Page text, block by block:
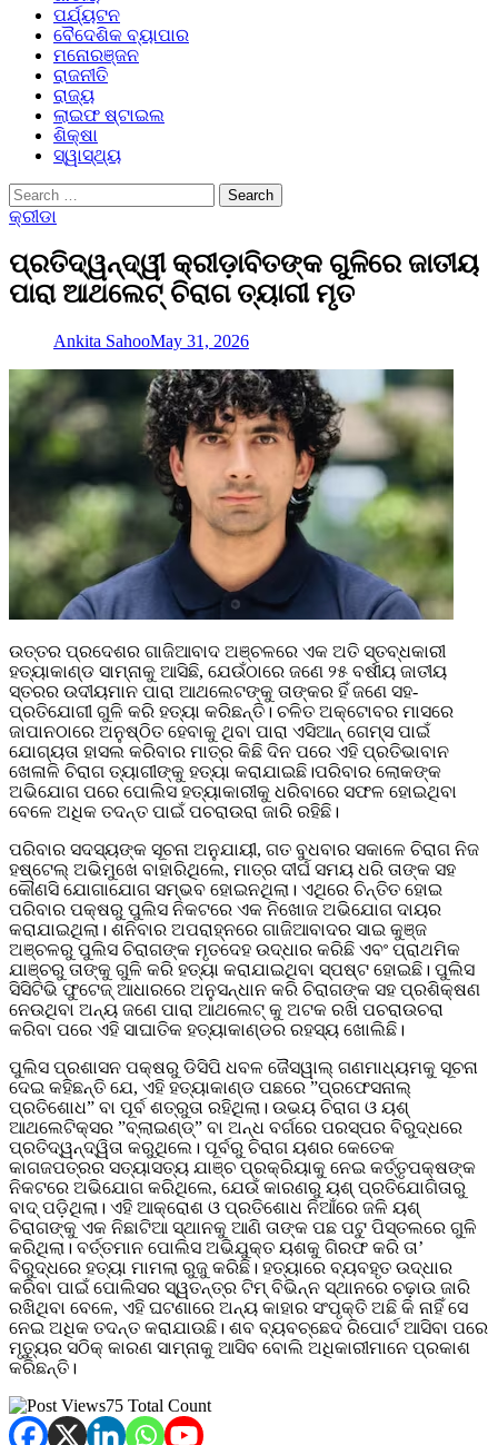
ପର୍ଯ୍ୟଟନ
ବୈଦେଶିକ ବ୍ୟାପାର
ମନୋରଞ୍ଜନ
ରାଜନୀତି
ରାଜ୍ୟ
ଲାଇଫ ଷ୍ଟାଇଲ
ଶିକ୍ଷା
ସ୍ୱାସ୍ଥ୍ୟ
Search
for:
କ୍ରୀଡା
ପ୍ରତିଦ୍ୱନ୍ଦ୍ୱୀ କ୍ରୀଡ଼ାବିତଙ୍କ ଗୁଳିରେ ଜାତୀୟ
ପାରା ଆଥଲେଟ୍ ଚିରାଗ ତ୍ୟାଗୀ ମୃତ
Ankita SahooMay 31, 2026
ଉତ୍ତର ପ୍ରଦେଶର ଗାଜିଆବାଦ ଅଞ୍ଚଳରେ ଏକ ଅତି ସ୍ତବ୍ଧକାରୀ
ହତ୍ୟାକାଣ୍ଡ ସାମ୍ନାକୁ ଆସିଛି, ଯେଉଁଠାରେ ଜଣେ ୨୫ ବର୍ଷୀୟ ଜାତୀୟ
ସ୍ତରର ଉଦୀୟମାନ ପାରା ଆଥଲେଟଙ୍କୁ ତାଙ୍କର ହିଁ ଜଣେ ସହ-
ପ୍ରତିଯୋଗୀ ଗୁଳି କରି ହତ୍ୟା କରିଛନ୍ତି। ଚଳିତ ଅକ୍ଟୋବର ମାସରେ
ଜାପାନଠାରେ ଅନୁଷ୍ଠିତ ହେବାକୁ ଥିବା ପାରା ଏସିଆନ୍ ଗେମ୍ସ ପାଇଁ
ଯୋଗ୍ୟତା ହାସଲ କରିବାର ମାତ୍ର କିଛି ଦିନ ପରେ ଏହି ପ୍ରତିଭାବାନ
ଖେଳାଳି ଚିରାଗ ତ୍ୟାଗୀଙ୍କୁ ହତ୍ୟା କରାଯାଇଛି।ପରିବାର ଲୋକଙ୍କ
ଅଭିଯୋଗ ପରେ ପୋଲିସ ହତ୍ୟାକାରୀକୁ ଧରିବାରେ ସଫଳ ହୋଇଥିବା
ବେଳେ ଅଧିକ ତଦନ୍ତ ପାଇଁ ପଚରାଉରା ଜାରି ରହିଛି।
ପରିବାର ସଦସ୍ୟଙ୍କ ସୂଚନା ଅନୁଯାୟୀ, ଗତ ବୁଧବାର ସକାଳେ ଚିରାଗ ନିଜ
ହଷ୍ଟେଲ୍ ଅଭିମୁଖେ ବାହାରିଥିଲେ, ମାତ୍ର ଦୀର୍ଘ ସମୟ ଧରି ତାଙ୍କ ସହ
କୌଣସି ଯୋଗାଯୋଗ ସମ୍ଭବ ହୋଇନଥିଲା। ଏଥିରେ ଚିନ୍ତିତ ହୋଇ
ପରିବାର ପକ୍ଷରୁ ପୁଲିସ ନିକଟରେ ଏକ ନିଖୋଜ ଅଭିଯୋଗ ଦାୟର
କରାଯାଇଥିଲା। ଶନିବାର ଅପରାହ୍ନରେ ଗାଜିଆବାଦର ସାଇ କୁଞ୍ଜ
ଅଞ୍ଚଳରୁ ପୁଲିସ ଚିରାଗଙ୍କ ମୃତଦେହ ଉଦ୍ଧାର କରିଛି ଏବଂ ପ୍ରାଥମିକ
ଯାଞ୍ଚରୁ ତାଙ୍କୁ ଗୁଳି କରି ହତ୍ୟା କରାଯାଇଥିବା ସ୍ପଷ୍ଟ ହୋଇଛି। ପୁଲିସ
ସିସିଟିଭି ଫୁଟେଜ୍ ଆଧାରରେ ଅନୁସନ୍ଧାନ କରି ଚିରାଗଙ୍କ ସହ ପ୍ରଶିକ୍ଷଣ
ନେଉଥିବା ଅନ୍ୟ ଜଣେ ପାରା ଆଥଲେଟ୍ କୁ ଅଟକ ରଖି ପଚରାଉଚରା
କରିବା ପରେ ଏହି ସାଘାତିକ ହତ୍ୟାକାଣ୍ଡର ରହସ୍ୟ ଖୋଲିଛି।
ପୁଲିସ ପ୍ରଶାସନ ପକ୍ଷରୁ ଡିସିପି ଧବଳ ଜୈସୱାଲ୍ ଗଣମାଧ୍ୟମକୁ ସୂଚନା
ଦେଇ କହିଛନ୍ତି ଯେ, ଏହି ହତ୍ୟାକାଣ୍ଡ ପଛରେ ”ପ୍ରଫେସନାଲ୍
ପ୍ରତିଶୋଧ” ବା ପୂର୍ବ ଶତ୍ରୁତା ରହିଥିଲା। ଉଭୟ ଚିରାଗ ଓ ୟଶ୍
ଆଥଲେଟିକ୍ସର ”ବ୍ଲାଇଣ୍ଡ୍” ବା ଅନ୍ଧ ବର୍ଗରେ ପରସ୍ପର ବିରୁଦ୍ଧରେ
ପ୍ରତିଦ୍ୱନ୍ଦ୍ୱିତା କରୁଥିଲେ। ପୂର୍ବରୁ ଚିରାଗ ୟଶର କେତେକ
କାଗଜପତ୍ରର ସତ୍ୟାସତ୍ୟ ଯାଞ୍ଚ ପ୍ରକ୍ରିୟାକୁ ନେଇ କର୍ତ୍ତୃପକ୍ଷଙ୍କ
ନିକଟରେ ଅଭିଯୋଗ କରିଥିଲେ, ଯେଉଁ କାରଣରୁ ୟଶ୍ ପ୍ରତିଯୋଗିତାରୁ
ବାଦ୍ ପଡ଼ିଥିଲା। ଏହି ଆକ୍ରୋଶ ଓ ପ୍ରତିଶୋଧ ନିଆଁରେ ଜଳି ୟଶ୍
ଚିରାଗଙ୍କୁ ଏକ ନିଛାଟିଆ ସ୍ଥାନକୁ ଆଣି ତାଙ୍କ ପଛ ପଟୁ ପିସ୍ତଲରେ ଗୁଳି
କରିଥିଲା। ବର୍ତ୍ତମାନ ପୋଲିସ ଅଭିଯୁକ୍ତ ୟଶକୁ ଗିରଫ କରି ତା’
ବିରୁଦ୍ଧରେ ହତ୍ୟା ମାମଲା ରୁଜୁ କରିଛି। ହତ୍ୟାରେ ବ୍ୟବହୃତ ଉଦ୍ଧାର
କରିବା ପାଇଁ ପୋଲିସର ସ୍ୱତନ୍ତ୍ର ଟିମ୍ ବିଭିନ୍ନ ସ୍ଥାନରେ ଚଢ଼ାଉ ଜାରି
ରଖିଥିବା ବେଳେ, ଏହି ଘଟଣାରେ ଅନ୍ୟ କାହାର ସଂପୃକ୍ତି ଅଛି କି ନାହିଁ ସେ
ନେଇ ଅଧିକ ତଦନ୍ତ କରାଯାଉଛି। ଶବ ବ୍ୟବଚ୍ଛେଦ ରିପୋର୍ଟ ଆସିବା ପରେ
ମୃତ୍ୟୁର ସଠିକ୍ କାରଣ ସାମ୍ନାକୁ ଆସିବ ବୋଲି ଅଧିକାରୀମାନେ ପ୍ରକାଶ
କରିଛନ୍ତି।
75 Total Count